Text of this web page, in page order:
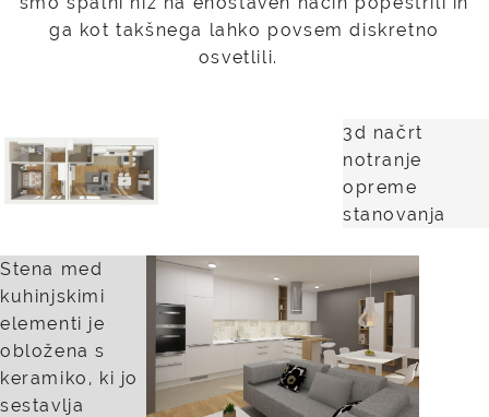
ga kot takšnega lahko povsem diskretno
osvetlili.
3d načrt
notranje
opreme
stanovanja
Stena med
kuhinjskimi
elementi je
obložena s
keramiko, ki jo
sestavlja